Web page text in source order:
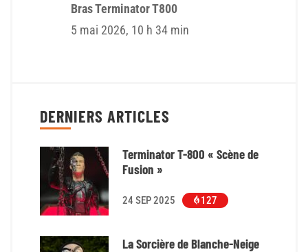
Bras Terminator T800
5 mai 2026, 10 h 34 min
DERNIERS ARTICLES
Terminator T-800 « Scène de
Fusion »
24 SEP 2025 127
La Sorcière de Blanche-Neige